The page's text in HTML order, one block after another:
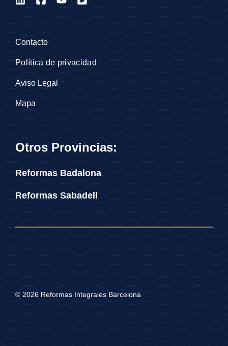
Contacto
Política de privacidad
Aviso Legal
Mapa
Otros Provincias:
Reformas Badalona
Reformas Sabadell
© 2026 Reformas Integrales Barcelona